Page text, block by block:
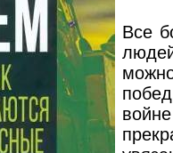
Все